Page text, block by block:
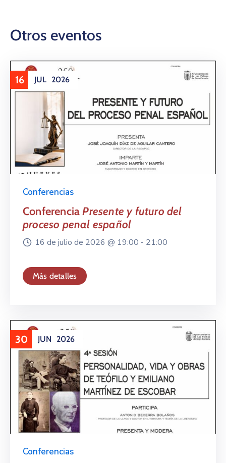
Otros eventos
16 JUL 2026
Conferencias
ConferenciaPresente y futuro del
proceso penal español
16 de julio de 2026 @ 19:00 - 21:00
Más detalles
30 JUN 2026
Conferencias